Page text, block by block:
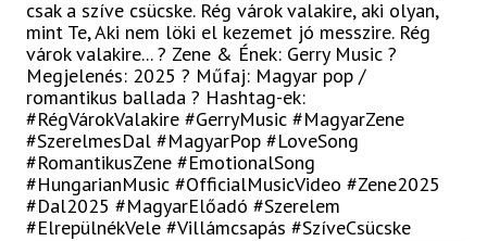
csak a szíve csücske. Rég várok valakire, aki olyan,
mint Te, Aki nem löki el kezemet jó messzire. Rég
várok valakire... ? Zene & Ének: Gerry Music ?
Megjelenés: 2025 ? Műfaj: Magyar pop /
romantikus ballada ? Hashtag-ek:
#RégVárokValakire #GerryMusic #MagyarZene
#SzerelmesDal #MagyarPop #LoveSong
#RomantikusZene #EmotionalSong
#HungarianMusic #OfficialMusicVideo #Zene2025
#Dal2025 #MagyarElőadó #Szerelem
#ElrepülnékVele #Villámcsapás #SzíveCsücske